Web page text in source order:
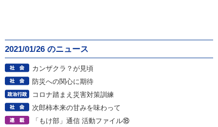
2021/01/26 のニュース
カンザクラ？が見頃
防災への関心に期待
コロナ踏まえ災害対策訓練
次郎柿本来の甘みを味わって
「もけ部」通信 活動ファイル⑱